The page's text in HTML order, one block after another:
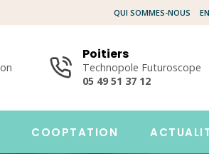
QUI SOMMES-NOUS
Poitiers
Technopole Futuroscope
05 49 51 37 12
COOPTATION